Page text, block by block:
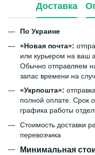
Доставка
По Украине
«Новая почта»:
или курьером на ваш
Обычно отправляем
запас времени на
«Укрпошта»:
полной оплате. Срок
графика работы
Стоимость доставки
перевозчика
Минимальная